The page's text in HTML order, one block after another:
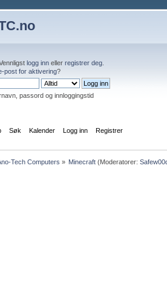
Vennligst logg inn eller registrer deg
post for aktivering?
passord og innloggingstid
Søk Kalender Logg inn Registrer
Tech Computers » Minecraft(Moderatorer: